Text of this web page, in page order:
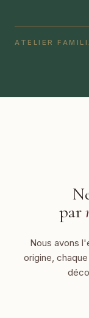
ATELIER
par
Nous avons
origine,